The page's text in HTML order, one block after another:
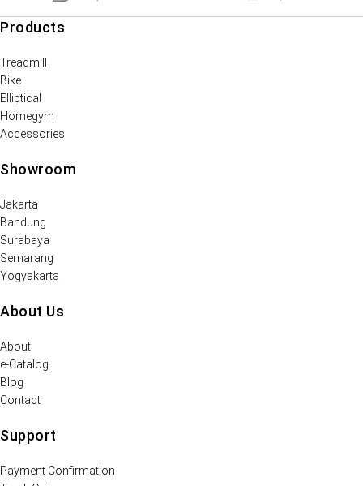
Products
Treadmill
Bike
Elliptical
Homegym
Accessories
Showroom
Jakarta
Bandung
Surabaya
Semarang
Yogyakarta
About Us
About
e-Catalog
Blog
Contact
Support
Payment Confirmation